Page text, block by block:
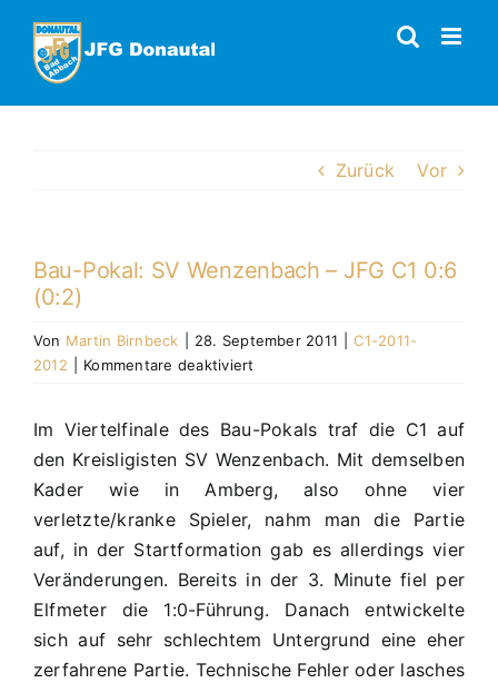
Inhalt
springen
Zurück Vor
Bau-Pokal: SV Wenzenbach – JFG C1 0:6
(0:2)
Von Martin Birnbeck 28. September 2011
C1-2011-
2012
Kommentare deaktiviert
SV
Wenzenbach
–
0:6
(0:2)
Im Viertelfinale des Bau-Pokals traf die C1 auf
den Kreisligisten SV Wenzenbach. Mit demselben
Kader wie in Amberg, also ohne vier
verletzte/kranke Spieler, nahm man die Partie
auf, in der Startformation gab es allerdings vier
Veränderungen. Bereits in der 3. Minute fiel per
Elfmeter die 1:0-Führung. Danach entwickelte
sich auf sehr schlechtem Untergrund eine eher
zerfahrene Partie. Technische Fehler oder lasches